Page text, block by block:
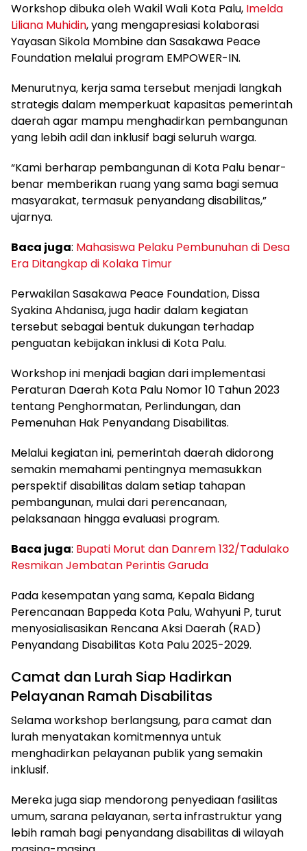
Workshop dibuka oleh Wakil Wali Kota Palu, Imelda
Liliana Muhidin, yang mengapresiasi kolaborasi
Yayasan Sikola Mombine dan Sasakawa Peace
Foundation melalui program EMPOWER-IN.
Menurutnya, kerja sama tersebut menjadi langkah
strategis dalam memperkuat kapasitas pemerintah
daerah agar mampu menghadirkan pembangunan
yang lebih adil dan inklusif bagi seluruh warga.
“Kami berharap pembangunan di Kota Palu benar-
benar memberikan ruang yang sama bagi semua
masyarakat, termasuk penyandang disabilitas,”
ujarnya.
Baca juga: Mahasiswa Pelaku Pembunuhan di Desa
Era Ditangkap di Kolaka Timur
Perwakilan Sasakawa Peace Foundation, Dissa
Syakina Ahdanisa, juga hadir dalam kegiatan
tersebut sebagai bentuk dukungan terhadap
penguatan kebijakan inklusi di Kota Palu.
Workshop ini menjadi bagian dari implementasi
Peraturan Daerah Kota Palu Nomor 10 Tahun 2023
tentang Penghormatan, Perlindungan, dan
Pemenuhan Hak Penyandang Disabilitas.
Melalui kegiatan ini, pemerintah daerah didorong
semakin memahami pentingnya memasukkan
perspektif disabilitas dalam setiap tahapan
pembangunan, mulai dari perencanaan,
pelaksanaan hingga evaluasi program.
Baca juga: Bupati Morut dan Danrem 132/Tadulako
Resmikan Jembatan Perintis Garuda
Pada kesempatan yang sama, Kepala Bidang
Perencanaan Bappeda Kota Palu, Wahyuni P, turut
menyosialisasikan Rencana Aksi Daerah (RAD)
Penyandang Disabilitas Kota Palu 2025-2029.
Camat dan Lurah Siap Hadirkan
Pelayanan Ramah Disabilitas
Selama workshop berlangsung, para camat dan
lurah menyatakan komitmennya untuk
menghadirkan pelayanan publik yang semakin
inklusif.
Mereka juga siap mendorong penyediaan fasilitas
umum, sarana pelayanan, serta infrastruktur yang
lebih ramah bagi penyandang disabilitas di wilayah